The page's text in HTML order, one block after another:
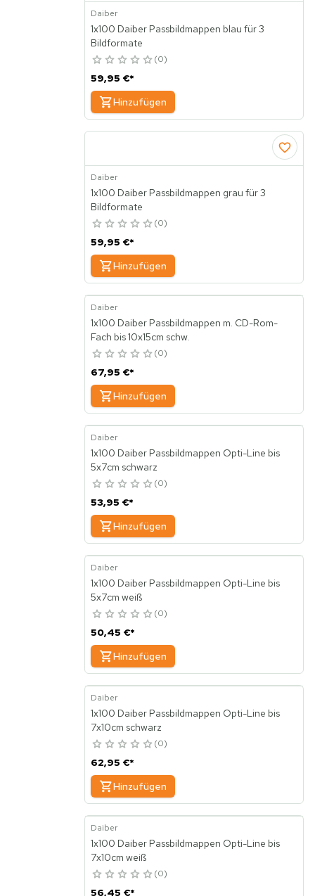
Daiber
1x100 Daiber Passbildmappen blau für 3
Bildformate
0
59,95 €*
Hinzufügen
Daiber
1x100 Daiber Passbildmappen grau für 3
Bildformate
0
59,95 €*
Hinzufügen
Daiber
1x100 Daiber Passbildmappen m. CD-Rom-
Fach bis 10x15cm schw.
0
67,95 €*
Hinzufügen
Daiber
1x100 Daiber Passbildmappen Opti-Line bis
5x7cm schwarz
0
53,95 €*
Hinzufügen
Daiber
1x100 Daiber Passbildmappen Opti-Line bis
5x7cm weiß
0
50,45 €*
Hinzufügen
Daiber
1x100 Daiber Passbildmappen Opti-Line bis
7x10cm schwarz
0
62,95 €*
Hinzufügen
Daiber
1x100 Daiber Passbildmappen Opti-Line bis
7x10cm weiß
0
56,45 €*